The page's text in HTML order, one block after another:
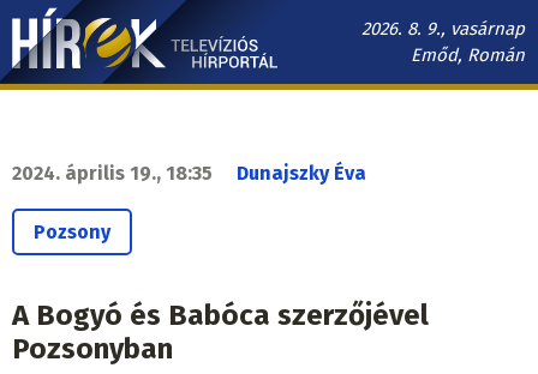
Ugrás
tartalomra
2026. 8. 9., vasárnap
Emőd, Román
Hírek.sk
navigáció
2024. április 19., 18:35 Dunajszky Éva
Pozsony
A Bogyó és Babóca szerzőjével
Pozsonyban